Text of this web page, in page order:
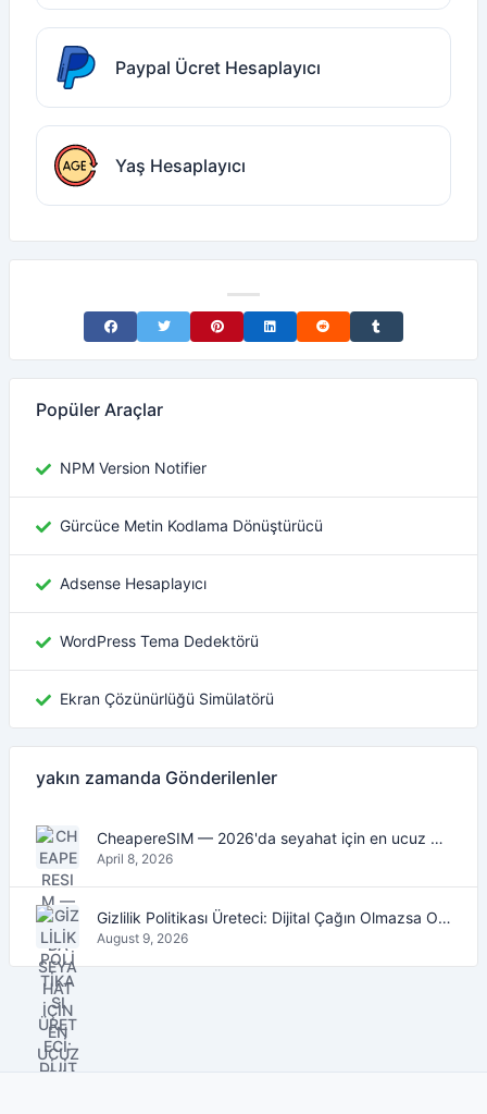
Paypal Ücret Hesaplayıcı
Yaş Hesaplayıcı
Share on Facebook
Share on TwitterShare on Pinterest
Share on LinkedIn
Share on RedditShare on Tumblr
Popüler Araçlar
NPM Version Notifier
Gürcüce Metin Kodlama Dönüştürücü
Adsense Hesaplayıcı
WordPress Tema Dedektörü
Ekran Çözünürlüğü Simülatörü
yakın zamanda Gönderilenler
CheapereSIM — 2026'da seyahat için en ucuz eSIM veri planlarını bulun
April 8, 2026
Gizlilik Politikası Üreteci: Dijital Çağın Olmazsa Olmaz Aracı
August 9, 2026